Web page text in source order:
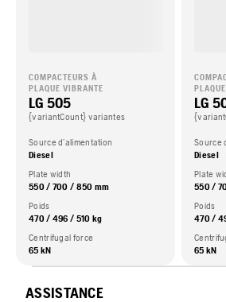
COMPACTEURS À
PLAQUE VIBRANTE
LG 505
{variantCount} variantes
Source d’alimentation
Diesel
Plate width
550 / 700 / 850 mm
Poids
470 / 496 / 510 kg
Centrifugal force
65 kN
LG
Source
Diesel
Plate
550 /
Poids
470 /
65 kN
ASSISTANCE